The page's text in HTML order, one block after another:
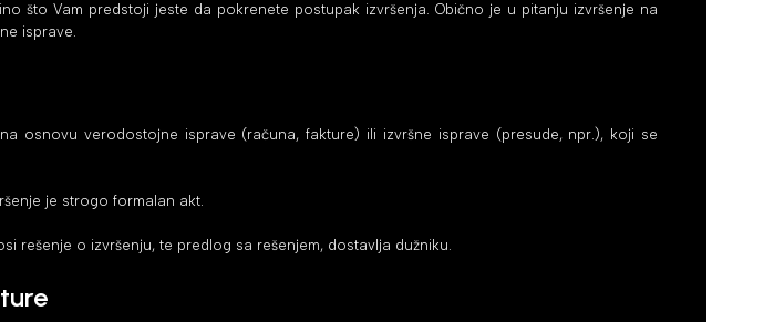
što Vam predstoji jeste da pokrenete postupak izvršenja. Obično je u pitanju izvršenje na
isprave.
osnovu verodostojne isprave (računa, fakture) ili izvršne isprave (presude, npr.), koji se
je strogo formalan akt.
rešenje o izvršenju, te predlog sa rešenjem, dostavlja dužniku.